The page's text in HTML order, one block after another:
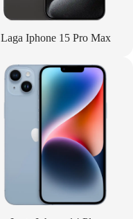
Laga Iphone 15 Pro Max